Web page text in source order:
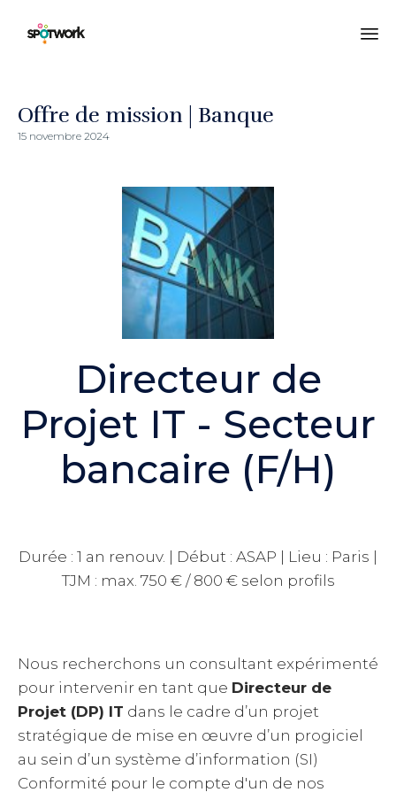
Offre de mission | Banque
15 novembre 2024
Directeur de
Projet IT - Secteur
bancaire (F/H)
Durée : 1 an renouv. | Début : ASAP | Lieu : Paris |
TJM : max. 750 € / 800 € selon profils
Nous recherchons un consultant expérimenté
pour intervenir en tant que Directeur de
Projet (DP) IT dans le cadre d’un projet
stratégique de mise en œuvre d’un progiciel
au sein d’un système d’information (SI)
Conformité pour le compte d'un de nos